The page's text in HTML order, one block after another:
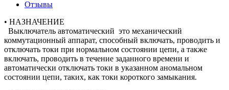
Отзывы
• НАЗНАЧЕНИЕ
Выключатель автоматический это механический
коммутационный аппарат, способный включать, проводить и
отключать токи при нормальном состоянии цепи, а также
включать, проводить в течение заданного времени и
автоматически отключать токи в указанном аномальном
состоянии цепи, таких, как токи короткого замыкания.